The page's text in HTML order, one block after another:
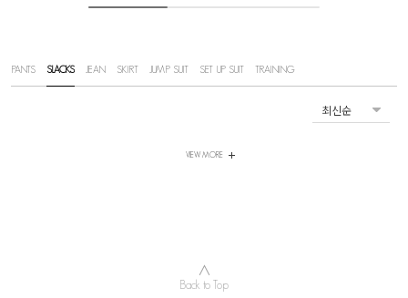
PANTS SLACKS JEAN SKIRT JUMP SUIT SET UP SUIT TRAINING
VIEW MORE
∧
Back to Top